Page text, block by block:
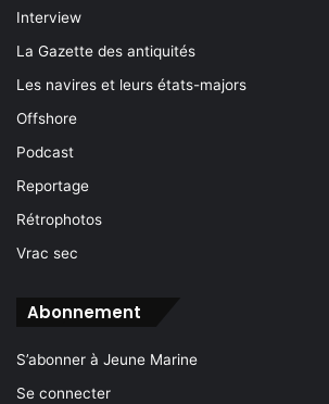
Interview
La Gazette des antiquités
Les navires et leurs états-majors
Offshore
Podcast
Reportage
Rétrophotos
Vrac sec
Abonnement
S’abonner à Jeune Marine
Se connecter